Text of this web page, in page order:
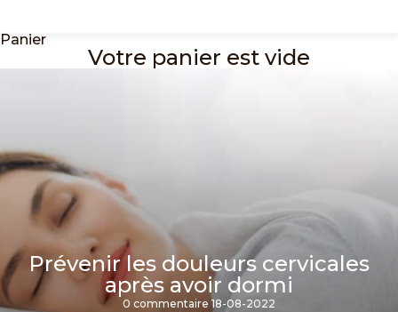
Panier
Votre panier est vide
Prévenir les douleurs cervicales
après avoir dormi
0 commentaire 18-08-2022